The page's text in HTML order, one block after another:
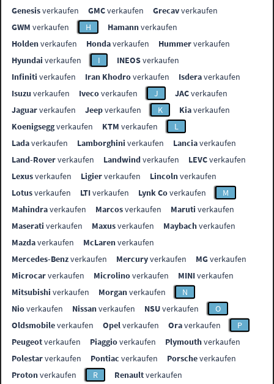
Genesisverkaufen GMCverkaufen Grecavverkaufen
GWM verkaufen H Hamannverkaufen
Holdenverkaufen Hondaverkaufen Hummerverkaufen
Hyundai verkaufen I INEOSverkaufen
Infiniti verkaufen Iran Khodroverkaufen Isderaverkaufen
Isuzu verkaufen Ivecoverkaufen J JACverkaufen
Jaguarverkaufen Jeepverkaufen K Kiaverkaufen
Koenigseggverkaufen KTM verkaufen
L
Ladaverkaufen Lamborghini verkaufen Lanciaverkaufen
Land-Roververkaufen Landwindverkaufen LEVCverkaufen
Lexusverkaufen Ligierverkaufen Lincolnverkaufen
Lotusverkaufen LTIverkaufen Lynk Coverkaufen
M
Mahindraverkaufen Marcosverkaufen Maruti verkaufen
Maserati verkaufen Maxusverkaufen Maybachverkaufen
Mazdaverkaufen McLarenverkaufen
Mercedes-Benzverkaufen Mercuryverkaufen MGverkaufen
Microcarverkaufen Microlinoverkaufen MINIverkaufen
Mitsubishi verkaufen Morganverkaufen
N
Nioverkaufen Nissanverkaufen NSUverkaufen
O
Oldsmobileverkaufen Opelverkaufen Oraverkaufen
P
Peugeotverkaufen Piaggioverkaufen Plymouthverkaufen
Polestarverkaufen Pontiac verkaufen Porscheverkaufen
Protonverkaufen R Renaultverkaufen